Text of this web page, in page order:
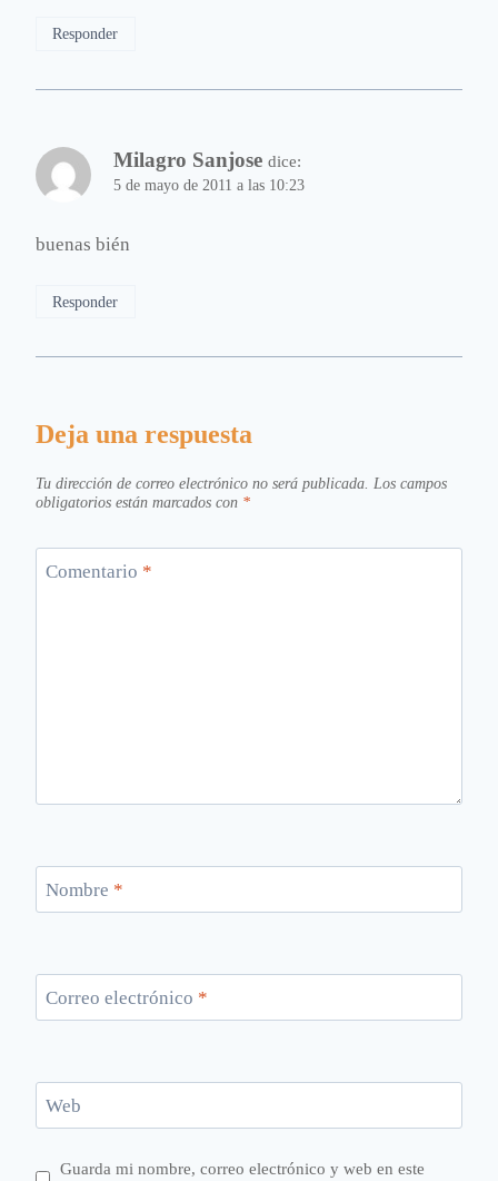
Responder
Milagro Sanjose dice:
5 de mayo de 2011 a las 10:23
buenas bién
Responder
Deja una respuesta
Tu dirección de correo electrónico no será publicada. Los campos
obligatorios están marcados con *
Comentario *
Nombre *
Correo electrónico *
Web
Guarda mi nombre, correo electrónico y web en este